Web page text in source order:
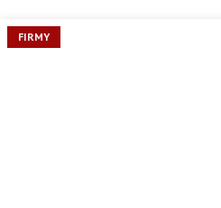
noviny (LN).
FIRMY